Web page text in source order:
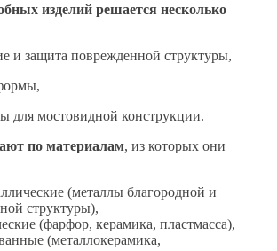
изделий решается несколько
и защита поврежденной структуры,
для мостовидной конструкции.
по материалам, из которых они
(металлы благородной и
структуры),
(фарфор, керамика, пластмасса),
(металлокерамика,